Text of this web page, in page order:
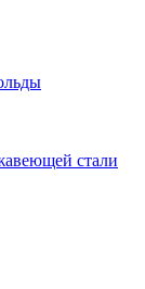
стали